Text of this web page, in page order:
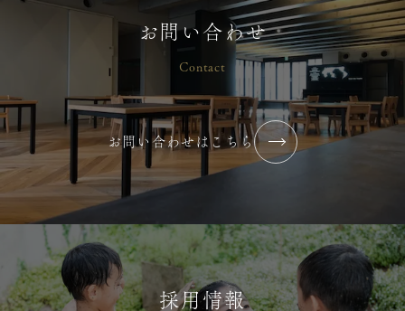
2026年7月【まずはやってみる】
コラム・ブログ
横浜りとるぱんぷきんず
じる瞬間はありますか？】
2026/07/02 コラム・ブログ
横浜りとるぱんぷきんず
お問い合わせ
Contact
お問い合わせはこちら
採用情報